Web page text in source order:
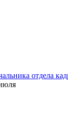
отдела